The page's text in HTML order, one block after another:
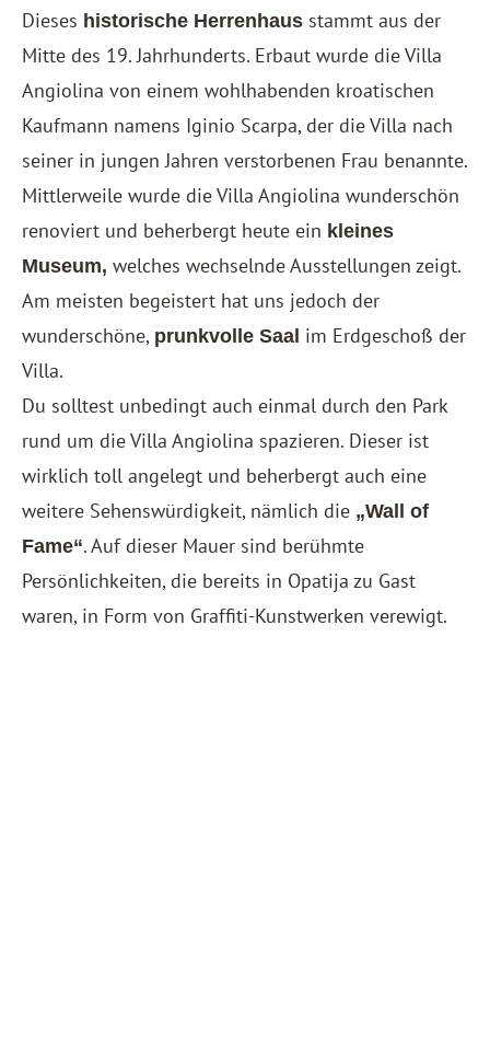
Dieses historische Herrenhaus stammt aus der
Mitte des 19. Jahrhunderts. Erbaut wurde die Villa
Angiolina von einem wohlhabenden kroatischen
Kaufmann namens Iginio Scarpa, der die Villa nach
seiner in jungen Jahren verstorbenen Frau benannte.
Mittlerweile wurde die Villa Angiolina wunderschön
renoviert und beherbergt heute ein kleines
Museum, welches wechselnde Ausstellungen zeigt.
Am meisten begeistert hat uns jedoch der
wunderschöne, prunkvolle Saal im Erdgeschoß der
Villa.
Du solltest unbedingt auch einmal durch den Park
rund um die Villa Angiolina spazieren. Dieser ist
wirklich toll angelegt und beherbergt auch eine
weitere Sehenswürdigkeit, nämlich die „Wall of
Fame“. Auf dieser Mauer sind berühmte
Persönlichkeiten, die bereits in Opatija zu Gast
waren, in Form von Graffiti-Kunstwerken verewigt.